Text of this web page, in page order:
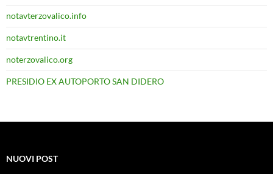
notavterzovalico.info
notavtrentino.it
noterzovalico.org
PRESIDIO EX AUTOPORTO SAN DIDERO
NUOVI POST